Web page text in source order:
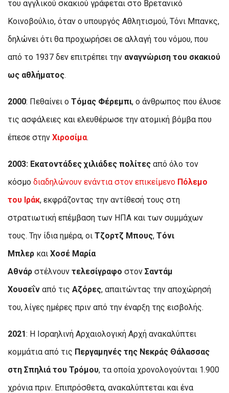
του αγγλικού σκακιού γράφεται στο Βρετανικό
Κοινοβούλιο, όταν ο υπουργός Αθλητισμού, Τόνι Μπανκς,
δηλώνει ότι θα προχωρήσει σε αλλαγή του νόμου, που
από το 1937 δεν επιτρέπει την αναγνώριση του σκακιού
ως αθλήματος.
2000: Πεθαίνει ο Τόμας Φέρεμπι, ο άνθρωπος που έλυσε
τις ασφάλειες και ελευθέρωσε την ατομική βόμβα που
έπεσε στην Χιροσίμα.
2003: Εκατοντάδες χιλιάδες πολίτες από όλο τον
κόσμο διαδηλώνουν ενάντια στον επικείμενο Πόλεμο
του Ιράκ, εκφράζοντας την αντίθεσή τους στη
στρατιωτική επέμβαση των ΗΠΑ και των συμμάχων
τους. Την ίδια ημέρα, οι Τζορτζ Μπους, Τόνι
Μπλερ και Χοσέ Μαρία
Αθνάρ στέλνουν τελεσίγραφο στον Σαντάμ
Χουσεΐν από τις Αζόρες, απαιτώντας την αποχώρησή
του, λίγες ημέρες πριν από την έναρξη της εισβολής.
2021: Η Ισραηλινή Αρχαιολογική Αρχή ανακαλύπτει
κομμάτια από τις Περγαμηνές της Νεκράς Θάλασσας
στη Σπηλιά του Τρόμου, τα οποία χρονολογούνται 1.900
χρόνια πριν. Επιπρόσθετα, ανακαλύπτεται και ένα